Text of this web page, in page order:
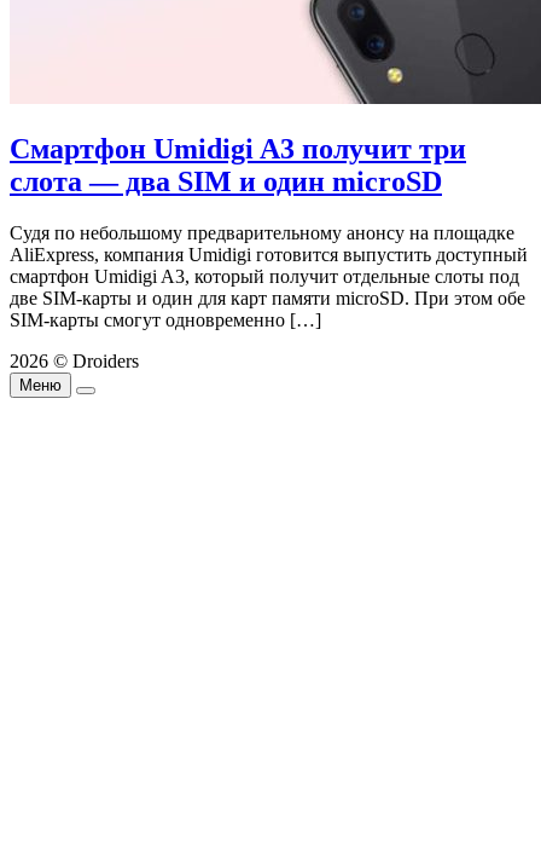
Смартфон Umidigi A3 получит три
слота — два SIM и один microSD
Судя по небольшому предварительному анонсу на площадке
AliExpress, компания Umidigi готовится выпустить доступный
смартфон Umidigi A3, который получит отдельные слоты под
две SIM-карты и один для карт памяти microSD. При этом обе
SIM-карты смогут одновременно […]
2026 © Droiders
Меню